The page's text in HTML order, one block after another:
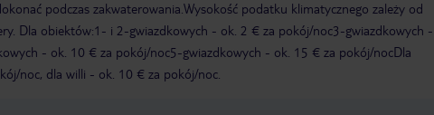
podczas zakwaterowania.Wysokość podatku klimatycznego zależy od
Dla obiektów:1- i 2-gwiazdkowych - ok. 2 € za pokój/noc3-gwiazdkowych -
- ok. 10 € za pokój/noc5-gwiazdkowych - ok. 15 € za pokój/nocDla
noc, dla willi - ok. 10 € za pokój/noc.